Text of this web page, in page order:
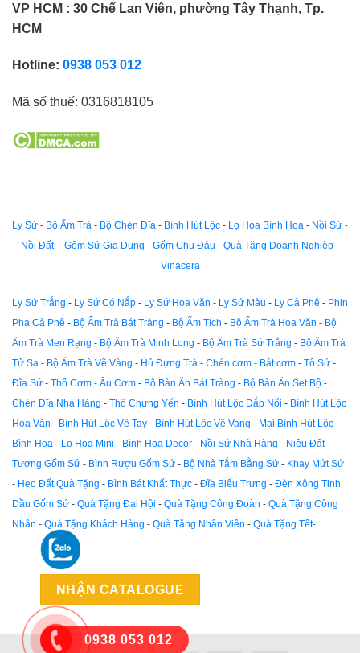
VP HCM : 30 Chế Lan Viên, phường Tây Thạnh, Tp.
HCM
Hotline: 0938 053 012
Mã số thuế: 0316818105
Ly Sứ - Bộ Ấm Trà - Bộ Chén Đĩa - Bình Hút Lộc - Lọ Hoa Bình Hoa - Nồi Sứ -
Nồi Đất - Gốm Sứ Gia Dụng - Gốm Chu Đậu - Quà Tặng Doanh Nghiệp -
Vinacera
Ly Sứ Trắng - Ly Sứ Có Nắp - Ly Sứ Hoa Văn - Ly Sứ Màu - Ly Cà Phê - Phin
Pha Cà Phê - Bộ Ấm Trà Bát Tràng - Bộ Ấm Tích - Bộ Ấm Trà Hoa Văn - Bộ
Ấm Trà Men Rạng - Bộ Ấm Trà Minh Long - Bộ Ấm Trà Sứ Trắng - Bộ Ấm Trà
Tử Sa - Bộ Ấm Trà Vẽ Vàng - Hủ Đựng Trà - Chén cơm - Bát cơm - Tô Sứ -
Đĩa Sứ - Thố Cơm - Âu Cơm - Bộ Bàn Ăn Bát Tràng - Bộ Bàn Ăn Set Bộ -
Chén Đĩa Nhà Hàng - Thố Chưng Yến - Bình Hút Lộc Đắp Nổi - Bình Hút Lộc
Hoa Văn - Bình Hút Lộc Vẽ Tay - Bình Hút Lộc Vẽ Vang - Mai Bình Hút Lộc -
Bình Hoa - Lọ Hoa Mini - Bình Hoa Decor - Nồi Sứ Nhà Hàng - Niêu Đất-
Tượng Gốm Sứ - Bình Rượu Gốm Sứ - Bộ Nhà Tắm Bằng Sứ - Khay Mứt Sứ
- Heo Đất Quà Tặng - Bình Bát Khất Thực - Đĩa Biểu Trưng - Đèn Xông Tinh
Dầu Gốm Sứ - Quà Tặng Đại Hội - Quà Tặng Công Đoàn - Quà Tặng Công
Nhân - Quà Tặng Khách Hàng - Quà Tặng Nhân Viên - Quà Tặng Tết-
0938 053 012
NHẬN CATALOGUE